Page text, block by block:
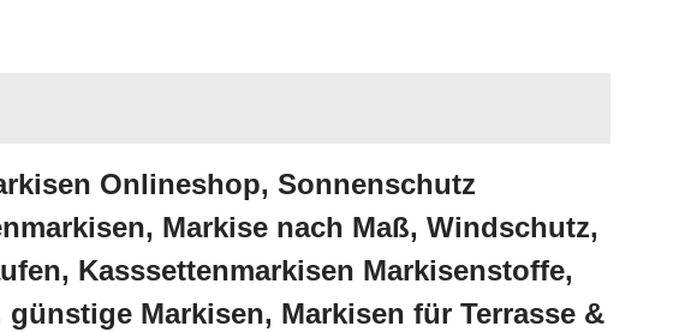
Onlineshop, Sonnenschutz
Markise nach Maß, Windschutz,
Kasssettenmarkisen Markisenstoffe,
Markisen, Markisen für Terrasse &